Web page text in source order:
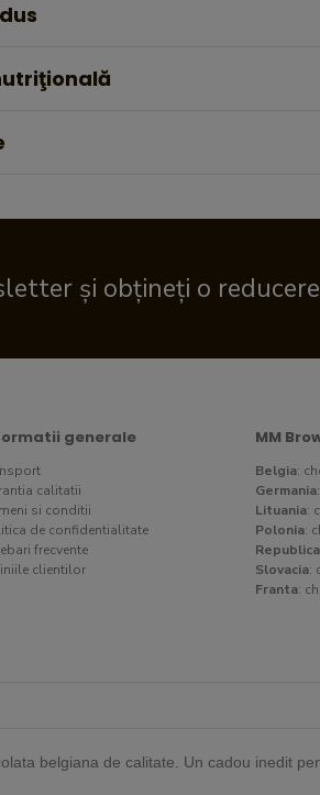
și obțineți o
generale
calitatii
si conditii
de confidentialitate
frecvente
clientilor
MM
Belgia:
Germania:
Lituania:
Polonia:
Slovacia:
Franta:
belgiana de calitate. Un cadou inedit